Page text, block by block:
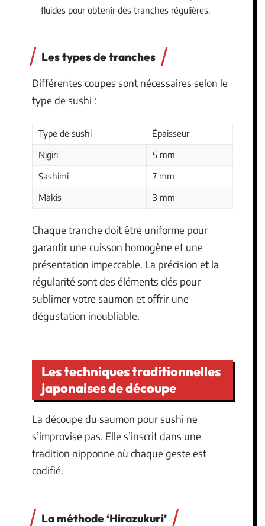
fluides pour obtenir des tranches régulières.
Les types de tranches
Différentes coupes sont nécessaires selon le
type de sushi :
Type de sushi
Épaisseur
Nigiri
5 mm
Sashimi
7 mm
Makis
3 mm
Chaque tranche doit être uniforme pour
garantir une cuisson homogène et une
présentation impeccable. La précision et la
régularité sont des éléments clés pour
sublimer votre saumon et offrir une
dégustation inoubliable.
Les techniques traditionnelles
japonaises de découpe
La découpe du saumon pour sushi ne
s’improvise pas. Elle s’inscrit dans une
tradition nipponne où chaque geste est
codifié.
La méthode ‘Hirazukuri’